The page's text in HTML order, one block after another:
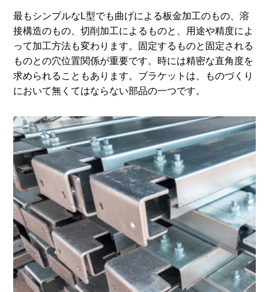
最もシンプルなL型でも曲げによる板金加工のもの、溶
接構造のもの、切削加工によるものと、用途や精度によ
って加工方法も変わります。固定するものと固定される
ものとの穴位置関係が重要です。時には精密な直角度を
求められることもあります。ブラケットは、ものづくり
において無くてはならない部品の一つです。